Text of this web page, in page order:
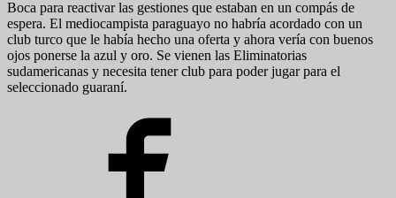
Boca para reactivar las gestiones que estaban en un compás de
espera. El mediocampista paraguayo no habría acordado con un
club turco que le había hecho una oferta y ahora vería con buenos
ojos ponerse la azul y oro. Se vienen las Eliminatorias
sudamericanas y necesita tener club para poder jugar para el
seleccionado guaraní.